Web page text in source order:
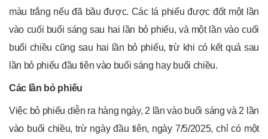
màu trắng nếu đã bầu được. Các lá phiếu được đốt một lần
vào cuối buổi sáng sau hai lần bỏ phiếu, và một lần vào cuối
buổi chiều cũng sau hai lần bỏ phiếu, trừ khi có kết quả sau
lần bỏ phiếu đầu tiên vào buổi sáng hay buổi chiều.
Các lần bỏ phiếu
Việc bỏ phiếu diễn ra hàng ngày, 2 lần vào buổi sáng và 2 lần
vào buổi chiều, trừ ngày đầu tiên, ngày 7/5/2025, chỉ có một